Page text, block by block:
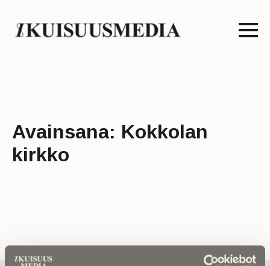
Avainsana: Kokkolan
kirkko